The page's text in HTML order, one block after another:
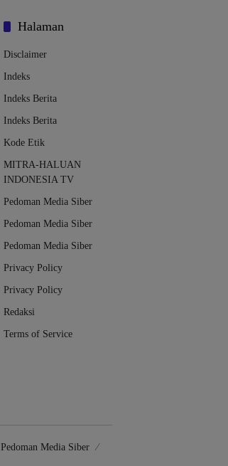
Halaman
Disclaimer
Indeks
Indeks Berita
Indeks Berita
Kode Etik
MITRA-HALUAN
INDONESIA TV
Pedoman Media Siber
Pedoman Media Siber
Pedoman Media Siber
Privacy Policy
Privacy Policy
Redaksi
Terms of Service
Pedoman Media Siber